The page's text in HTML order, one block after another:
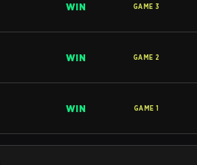
WIN GAME 3
WIN GAME 2
WIN GAME 1